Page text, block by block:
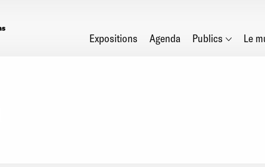
Main
Expositions Agenda Publics Le